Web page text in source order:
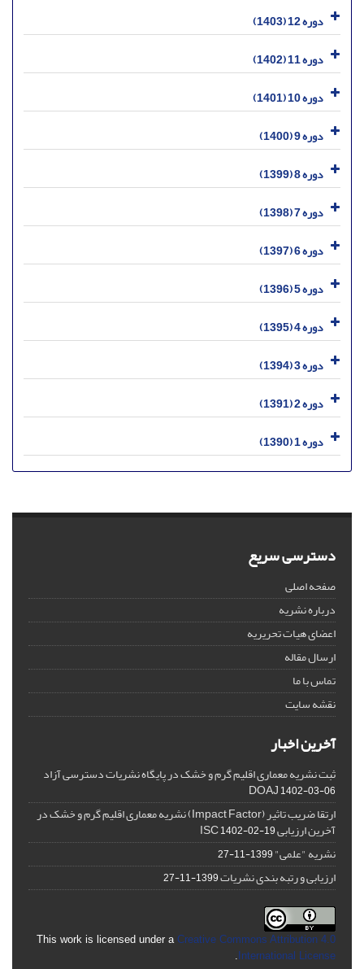
دوره 12 (1403)
دوره 11 (1402)
دوره 10 (1401)
دوره 9 (1400)
دوره 8 (1399)
دوره 7 (1398)
دوره 6 (1397)
دوره 5 (1396)
دوره 4 (1395)
دوره 3 (1394)
دوره 2 (1391)
دوره 1 (1390)
دسترسی سریع
صفحه اصلی
درباره نشریه
اعضای هیات تحریریه
ارسال مقاله
تماس با ما
نقشه سایت
آخرین اخبار
ثبت نشریه معماری اقلیم گرم و خشک در پایگاه نشریات دسترسی آزاد
DOAJ1402-03-06
ارتقا ضریب تاثیر (Impact Factor) نشریه معماری اقلیم گرم و خشک در
آخرین ارزیابی ISC1402-02-19
نشریه "علمی"1399-11-27
ارزیابی و رتبه بندی نشریات1399-11-27
This work is licensed under a Creative Commons Attribution 4.0
International License
.